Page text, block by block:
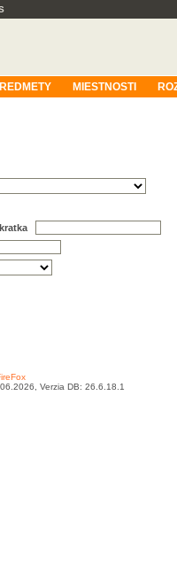
MIESTNOSTI
Verzia DB: 26.6.18.1